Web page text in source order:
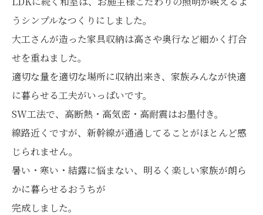
うシンプルなつくりにしました。
大工さんが造った家具収納は高さや奥行など細かく打合
せを重ねました。
適切な量を適切な場所に収納出来き、家族みんなが快適
に暮らせる工夫がいっぱいです。
SW工法で、高断熱・高気密・高耐震はお墨付き。
線路近くですが、新幹線が通過してることがほとんど感
じられません。
暑い・寒い・結露に悩まない、明るく楽しい家族が朗ら
かに暮らせるおうちが
完成しました。